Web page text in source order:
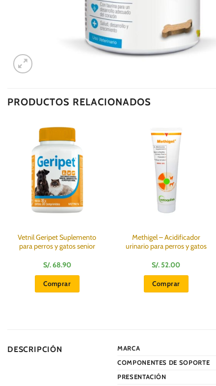
PRODUCTOS RELACIONADOS
Vetnil Geripet Suplemento
para perros y gatos senior
S/.68.90
Comprar
Methigel – Acidificador
urinario para perros y gatos
S/. 52.00
Comprar
DESCRIPCIÓN MARCA
COMPONENTES DE SOPORTE
PRESENTACIÓN